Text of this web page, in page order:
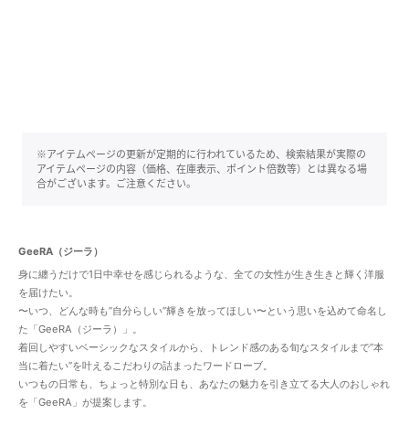
※アイテムページの更新が定期的に行われているため、検索結果が実際の
アイテムページの内容（価格、在庫表示、ポイント倍数等）とは異なる場
合がございます。ご注意ください。
GeeRA（ジーラ）
身に纏うだけで1日中幸せを感じられるような、全ての女性が生き生きと輝く洋服
を届けたい。
〜いつ、どんな時も”自分らしい”輝きを放ってほしい〜という思いを込めて命名し
た「GeeRA（ジーラ）」。
着回しやすいベーシックなスタイルから、トレンド感のある旬なスタイルまで”本
当に着たい”を叶えるこだわりの詰まったワードローブ。
いつもの日常も、ちょっと特別な日も、あなたの魅力を引き立てる大人のおしゃれ
を「GeeRA」が提案します。